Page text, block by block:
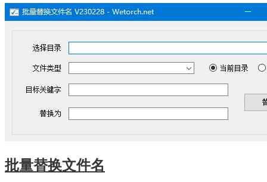
批量替换文件名